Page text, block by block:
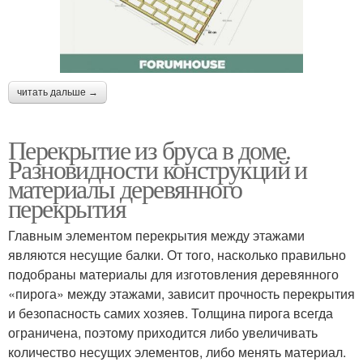
читать дальше →
Перекрытие из бруса в доме.
Разновидности конструкций и
материалы деревянного
перекрытия
Главным элементом перекрытия между этажами
являются несущие балки. От того, насколько правильно
подобраны материалы для изготовления деревянного
«пирога» между этажами, зависит прочность перекрытия
и безопасность самих хозяев. Толщина пирога всегда
ограничена, поэтому приходится либо увеличивать
количество несущих элементов, либо менять материал.